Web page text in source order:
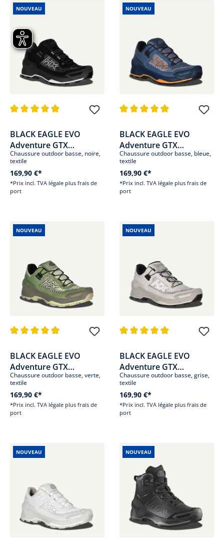
NOUVEAU
BLACK EAGLE EVO
Adventure GTX
low/black-silver
Chaussure outdoor basse, noire,
textile
169,90 €*
*Prix incl. TVA légale plus frais de
port
NOUVEAU
BLACK EAGLE EVO
Adventure GTX
low/blue-orange
Chaussure outdoor basse, bleue,
textile
169,90 €*
*Prix incl. TVA légale plus frais de
port
NOUVEAU
BLACK EAGLE EVO
Adventure GTX
low/olive-green
Chaussure outdoor basse, verte,
textile
169,90 €*
*Prix incl. TVA légale plus frais de
port
NOUVEAU
BLACK EAGLE EVO
Adventure GTX
low/stone-white
Chaussure outdoor basse, grise,
textile
169,90 €*
*Prix incl. TVA légale plus frais de
port
NOUVEAU NOUVEAU